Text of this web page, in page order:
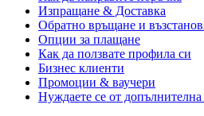
Изпращане & Доставка
Обратно връщане и
Опции за плащане
Как да ползвате профила си
Бизнес клиенти
Промоции & ваучери
Нуждаете се от